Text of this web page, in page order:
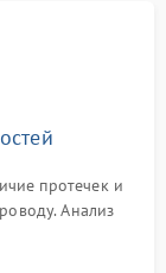
протечек и
Анализ
защиты